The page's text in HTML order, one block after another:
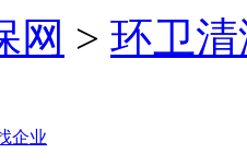
网 > 环卫
企业